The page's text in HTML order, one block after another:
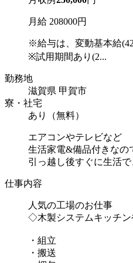
月給 208000円
※給与は、変動基本給
※試用期間あり(2...
勤務地
滋賀県 甲賀市
寮・社宅
あり（無料）
エアコンやテレビなど
生活家電&備品付きなの
引っ越し後すぐに生活で
仕事内容
人気の工場のお仕事
◇木製システムキッチ
・組立
・搬送